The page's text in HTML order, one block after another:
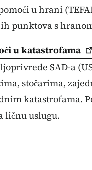
u hrani
punktova s
ukatastrofama
SAD-a
stočarima,
katastrofama.
ličnu uslugu.